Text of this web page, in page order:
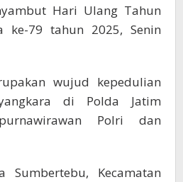
Hari Ulang Tahun
ke-79 tahun 2025, Senin
wujud kepedulian
di Polda Jatim
Polri dan
Sumbertebu, Kecamatan